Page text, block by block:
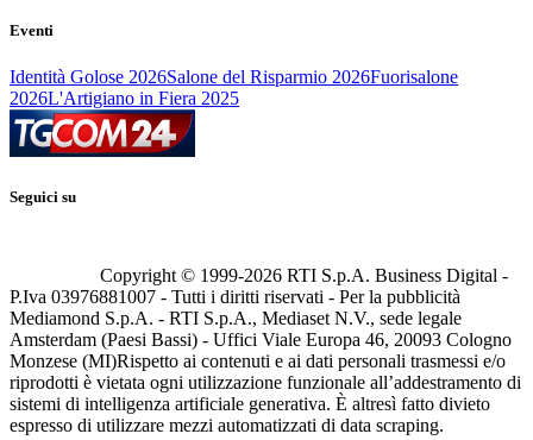
Eventi
Identità Golose 2026Salone del Risparmio 2026Fuorisalone
2026L'Artigiano in Fiera 2025
Seguici su
Copyright © 1999-2026 RTI S.p.A. Business Digital -
P.Iva 03976881007 - Tutti i diritti riservati - Per la pubblicità
Mediamond S.p.A. - RTI S.p.A., Mediaset N.V., sede legale
Amsterdam (Paesi Bassi) - Uffici Viale Europa 46, 20093 Cologno
Monzese (MI)Rispetto ai contenuti e ai dati personali trasmessi e/o
riprodotti è vietata ogni utilizzazione funzionale all’addestramento di
sistemi di intelligenza artificiale generativa. È altresì fatto divieto
espresso di utilizzare mezzi automatizzati di data scraping.